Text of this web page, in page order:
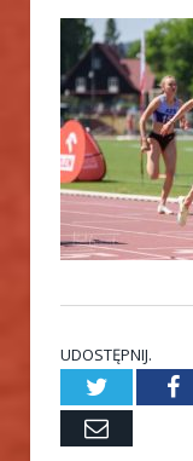
UDOSTĘPNIJ.
Twitter
Email